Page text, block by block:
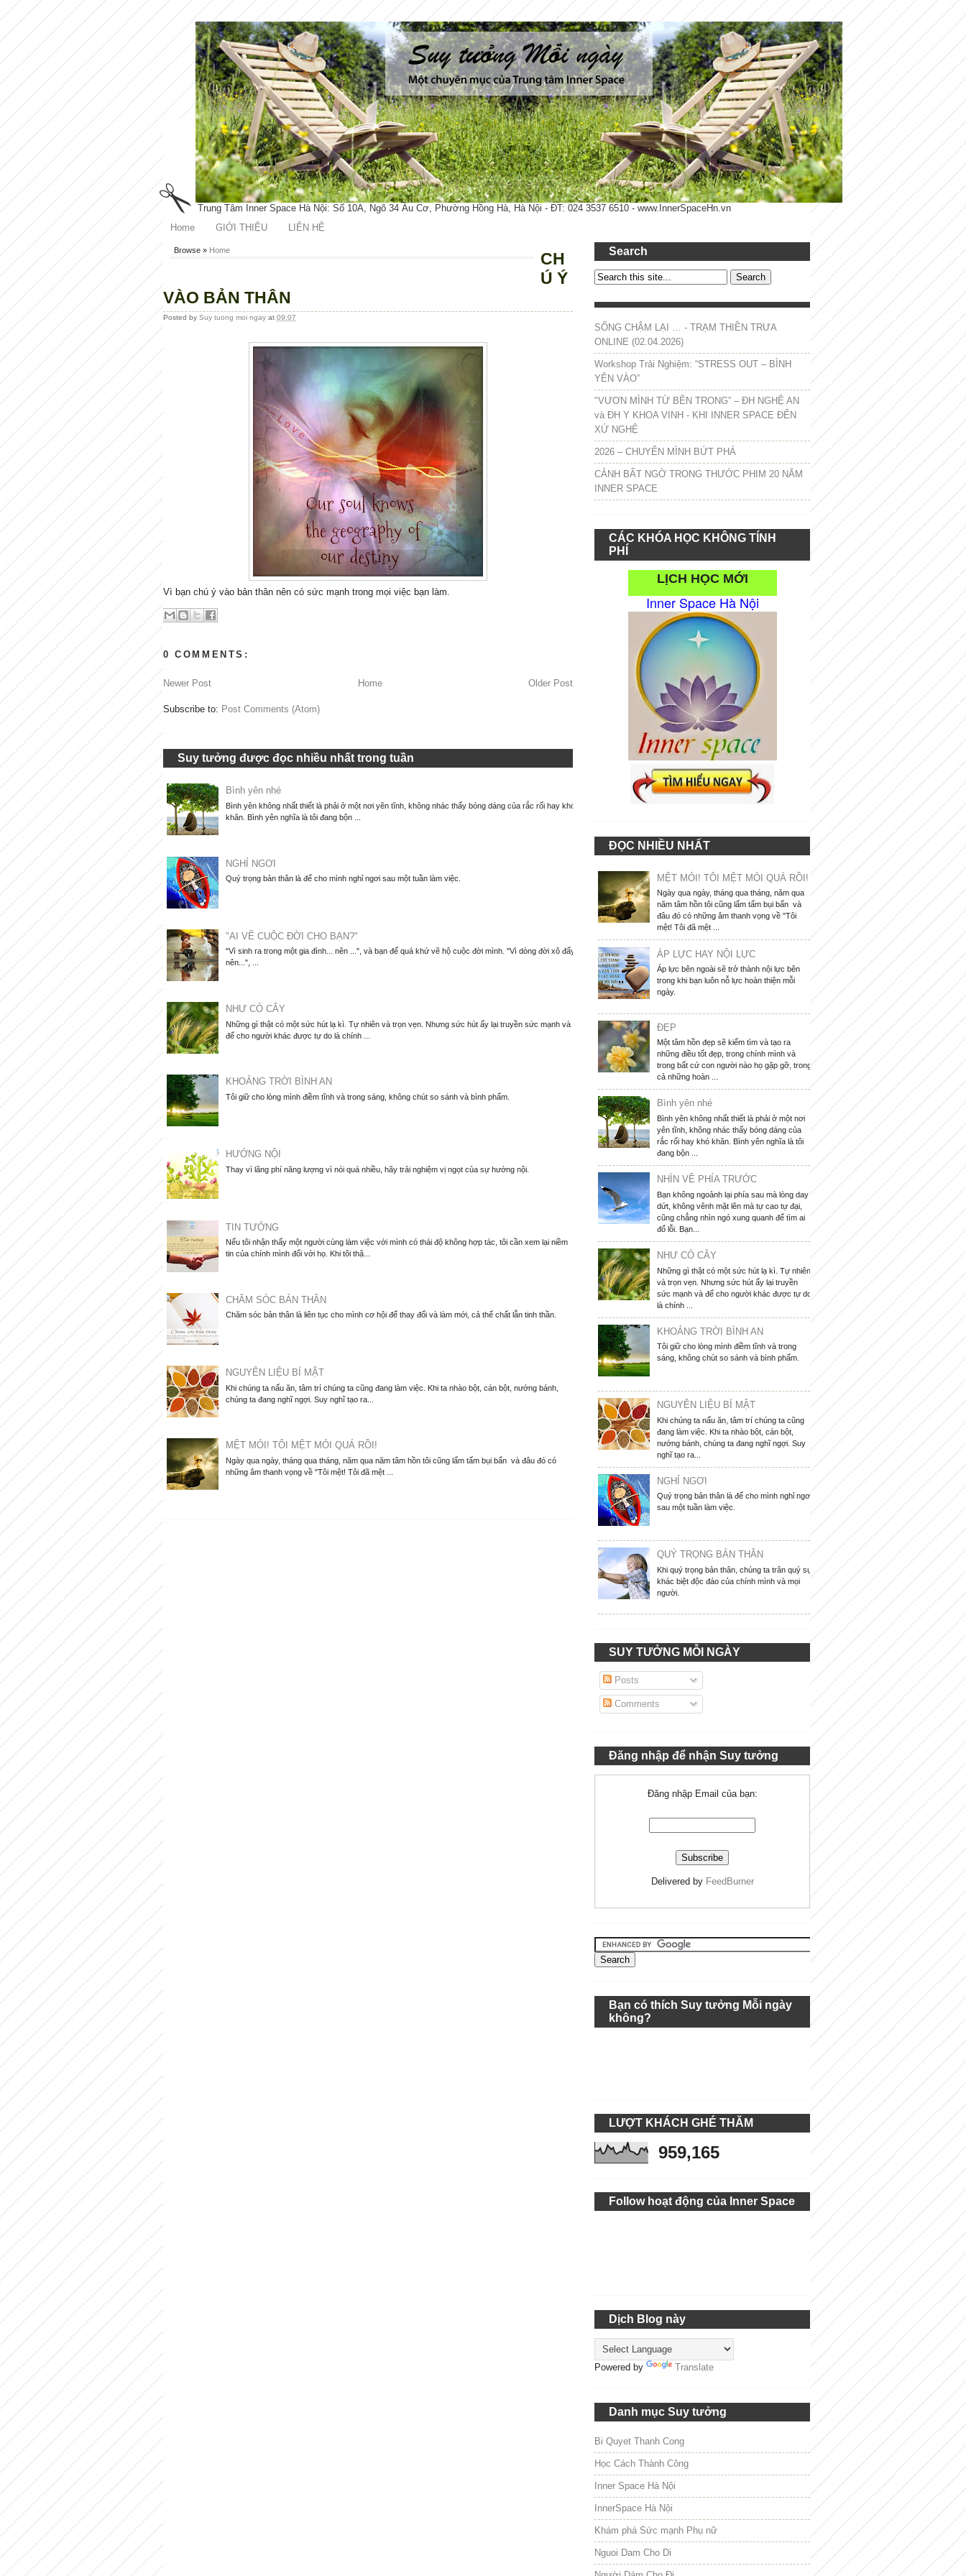
Trung Tâm Inner Space Hà Nội: Số 10A, Ngõ 34 Âu Cơ, Phường Hồng Hà, Hà Nội - ĐT: 024 3537 6510 - www.InnerSpaceHn.vn
Home
GIỚI THIỆU LIÊN HỆ
Browse » Home
CH
Ú Ý
VÀO BẢN THÂN
Posted by Suy tuong moi ngay at 09:07
Vì bạn chú ý vào bản thân nên có sức mạnh trong mọi việc bạn làm.
0 COMMENTS:
Newer Post Older Post
Home
Subscribe to: Post Comments (Atom)
Suy tưởng được đọc nhiều nhất trong tuần
Bình yên nhé
Bình yên không nhất thiết là phải ở một nơi yên tĩnh, không nhác thấy bóng dáng của rắc rối hay khó
khăn. Bình yên nghĩa là tôi đang bộn ...
NGHỈ NGƠI
Quý trọng bản thân là để cho mình nghỉ ngơi sau một tuần làm việc.
"AI VẼ CUỘC ĐỜI CHO BẠN?"
"Vì sinh ra trong một gia đình... nên ...", và bạn để quá khứ vẽ hộ cuộc đời mình. "Vì dòng đời xô đẩy
nên...", ...
NHƯ CỎ CÂY
Những gì thật có một sức hút lạ kì. Tự nhiên và trọn vẹn. Nhưng sức hút ấy lại truyền sức mạnh và
để cho người khác được tự do là chính ...
KHOẢNG TRỜI BÌNH AN
Tôi giữ cho lòng mình điềm tĩnh và trong sáng, không chút so sánh và bình phẩm.
HƯỚNG NỘI
Thay vì lãng phí năng lượng vì nói quá nhiều, hãy trải nghiệm vị ngọt của sự hướng nội.
TIN TƯỞNG
Nếu tôi nhận thấy một người cùng làm việc với mình có thái độ không hợp tác, tôi cần xem lại niềm
tin của chính mình đối với họ. Khi tôi thậ...
CHĂM SÓC BẢN THÂN
Chăm sóc bản thân là liên tục cho mình cơ hội để thay đổi và làm mới, cả thể chất lẫn tinh thần.
NGUYÊN LIỆU BÍ MẬT
Khi chúng ta nấu ăn, tâm trí chúng ta cũng đang làm việc. Khi ta nhào bột, cán bột, nướng bánh,
chúng ta đang nghĩ ngợi. Suy nghĩ tạo ra...
MỆT MỎI! TÔI MỆT MỎI QUÁ RỒI!
Ngày qua ngày, tháng qua tháng, năm qua năm tâm hồn tôi cũng lấm tấm bụi bẩn và đâu đó có
những âm thanh vọng về "Tôi mệt! Tôi đã mệt ...
Search
SỐNG CHẬM LẠI … - TRẠM THIỀN TRƯA
ONLINE (02.04.2026)
Workshop Trải Nghiệm: “STRESS OUT – BÌNH
YÊN VÀO”
"VƯƠN MÌNH TỪ BÊN TRONG” – ĐH NGHỆ AN
và ĐH Y KHOA VINH - KHI INNER SPACE ĐẾN
XỨ NGHỆ
2026 – CHUYỂN MÌNH BỨT PHÁ
CẢNH BẤT NGỜ TRONG THƯỚC PHIM 20 NĂM
INNER SPACE
CÁC KHÓA HỌC KHÔNG TÍNH
PHÍ
LỊCH HỌC MỚI
Inner Space Hà Nội
ĐỌC NHIỀU NHẤT
MỆT MỎI! TÔI MỆT MỎI QUÁ RỒI!
Ngày qua ngày, tháng qua tháng, năm qua
năm tâm hồn tôi cũng lấm tấm bụi bẩn và
đâu đó có những âm thanh vọng về "Tôi
mệt! Tôi đã mệt ...
ÁP LỰC HAY NỘI LỰC
Áp lực bên ngoài sẽ trở thành nội lực bên
trong khi bạn luôn nỗ lực hoàn thiện mỗi
ngày.
ĐẸP
Một tâm hồn đẹp sẽ kiếm tìm và tạo ra
những điều tốt đẹp, trong chính mình và
trong bất cứ con người nào họ gặp gỡ, trong
cả những hoàn ...
Bình yên nhé
Bình yên không nhất thiết là phải ở một nơi
yên tĩnh, không nhác thấy bóng dáng của
rắc rối hay khó khăn. Bình yên nghĩa là tôi
đang bộn ...
NHÌN VỀ PHÍA TRƯỚC
Bạn không ngoảnh lại phía sau mà lòng day
dứt, không vênh mặt lên mà tự cao tự đại,
cũng chẳng nhìn ngó xung quanh để tìm ai
đổ lỗi. Bạn...
NHƯ CỎ CÂY
Những gì thật có một sức hút lạ kì. Tự nhiên
và trọn vẹn. Nhưng sức hút ấy lại truyền
sức mạnh và để cho người khác được tự do
là chính ...
KHOẢNG TRỜI BÌNH AN
Tôi giữ cho lòng mình điềm tĩnh và trong
sáng, không chút so sánh và bình phẩm.
NGUYÊN LIỆU BÍ MẬT
Khi chúng ta nấu ăn, tâm trí chúng ta cũng
đang làm việc. Khi ta nhào bột, cán bột,
nướng bánh, chúng ta đang nghĩ ngợi. Suy
nghĩ tạo ra...
NGHỈ NGƠI
Quý trọng bản thân là để cho mình nghỉ ngơi
sau một tuần làm việc.
QUÝ TRỌNG BẢN THÂN
Khi quý trọng bản thân, chúng ta trân quý sự
khác biệt độc đáo của chính mình và mọi
người.
SUY TƯỞNG MỖI NGÀY
Posts
Comments
Đăng nhập để nhận Suy tưởng
Đăng nhập Email của bạn:
Delivered by FeedBurner
Bạn có thích Suy tưởng Mỗi ngày
không?
LƯỢT KHÁCH GHÉ THĂM
959,165
Follow hoạt động của Inner Space
Dịch Blog này
Powered by Translate
Danh mục Suy tưởng
Bi Quyet Thanh Cong
Học Cách Thành Công
Inner Space Hà Nội
InnerSpace Hà Nội
Khám phá Sức mạnh Phụ nữ
Nguoi Dam Cho Di